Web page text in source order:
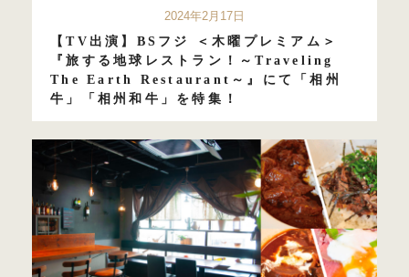
2024年2月17日
【TV出演】BSフジ ＜木曜プレミアム＞
『旅する地球レストラン！～Traveling
The Earth Restaurant～』にて「相州
牛」「相州和牛」を特集！